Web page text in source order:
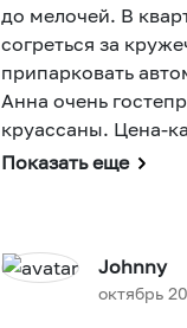
до мелочей. В квартире есть камин и обогреватель, всегда можно
согреться за
припарковать
Анна очень
круассаны. Цена-
Показать еще
Johnny
октябрь